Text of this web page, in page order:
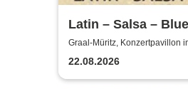
Latin – Salsa –
| Mayelis Guyat,
Eitner & Friends
Graal-Müritz, Konzertpavillon
Rhododendronpark Graal-
22.08.2026